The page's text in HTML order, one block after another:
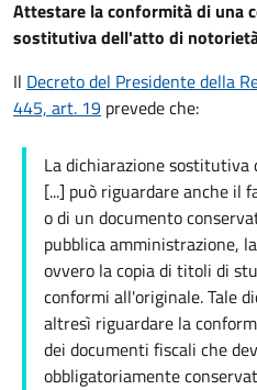
Attestare la conformità di una
sostitutiva dell'atto di
Il Decreto del Presidente della
445, art. 19 prevede che:
La dichiarazione
[...] può riguardare anche il
o di un documento
pubblica amministrazione,
ovvero la copia di titoli di
conformi all'originale. Tale
altresì riguardare la
dei documenti fiscali che
obbligatoriamente